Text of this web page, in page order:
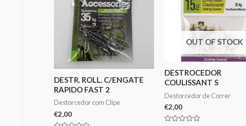
DESTR. ROLL. C/ENGATE
RAPIDO FAST 2
Destorcedor com Clipe
€2,00
OUT OF STOCK
DESTROCEDOR
COULISSANT S
Destorcedor de Correr
€2,00